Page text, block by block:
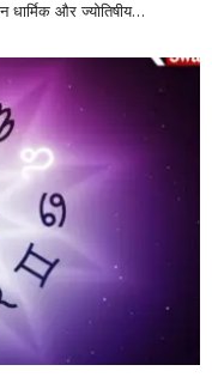
और ज्योतिषीय…